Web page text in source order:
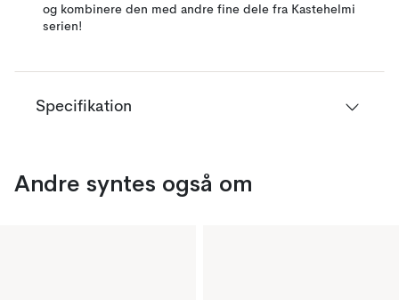
og kombinere den med andre fine dele fra Kastehelmi
serien!
Specifikation
Andre syntes også om